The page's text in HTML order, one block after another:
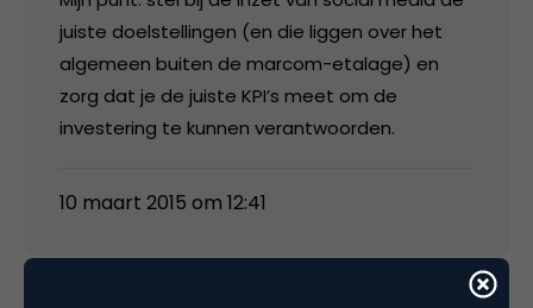
juiste doelstellingen (en die liggen over het
algemeen buiten de marcom-etalage) en
zorg dat je de juiste KPI’s meet om de
investering te kunnen verantwoorden.
10 maart 2015 om 12:41